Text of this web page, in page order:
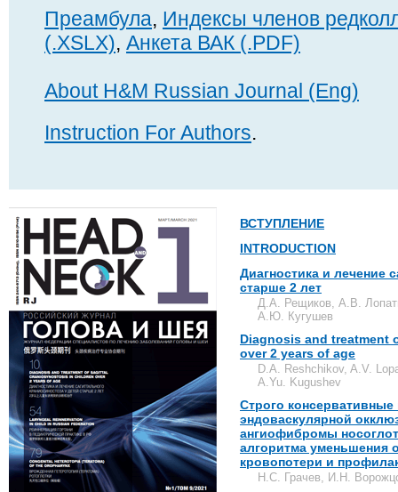
Преамбула, Индексы членов
(.XSLX), Анкета ВАК (.PDF)
About H&M Russian Journal (Eng)
Instruction For Authors.
ВСТУПЛЕНИЕ
INTRODUCTION
Диагностика и лечение
старше 2 лет
Д.А. Рещиков, А.В.
А.Ю. Кугушев
Diagnosis and
over 2 years of age
D.A. Reshchikov, A.V.
A.Yu. Kugushev
Строго
эндоваскулярной
ангиофибромы
алгоритма уменьшения
кровопотери и
Н.С. Грачев, И.Н.